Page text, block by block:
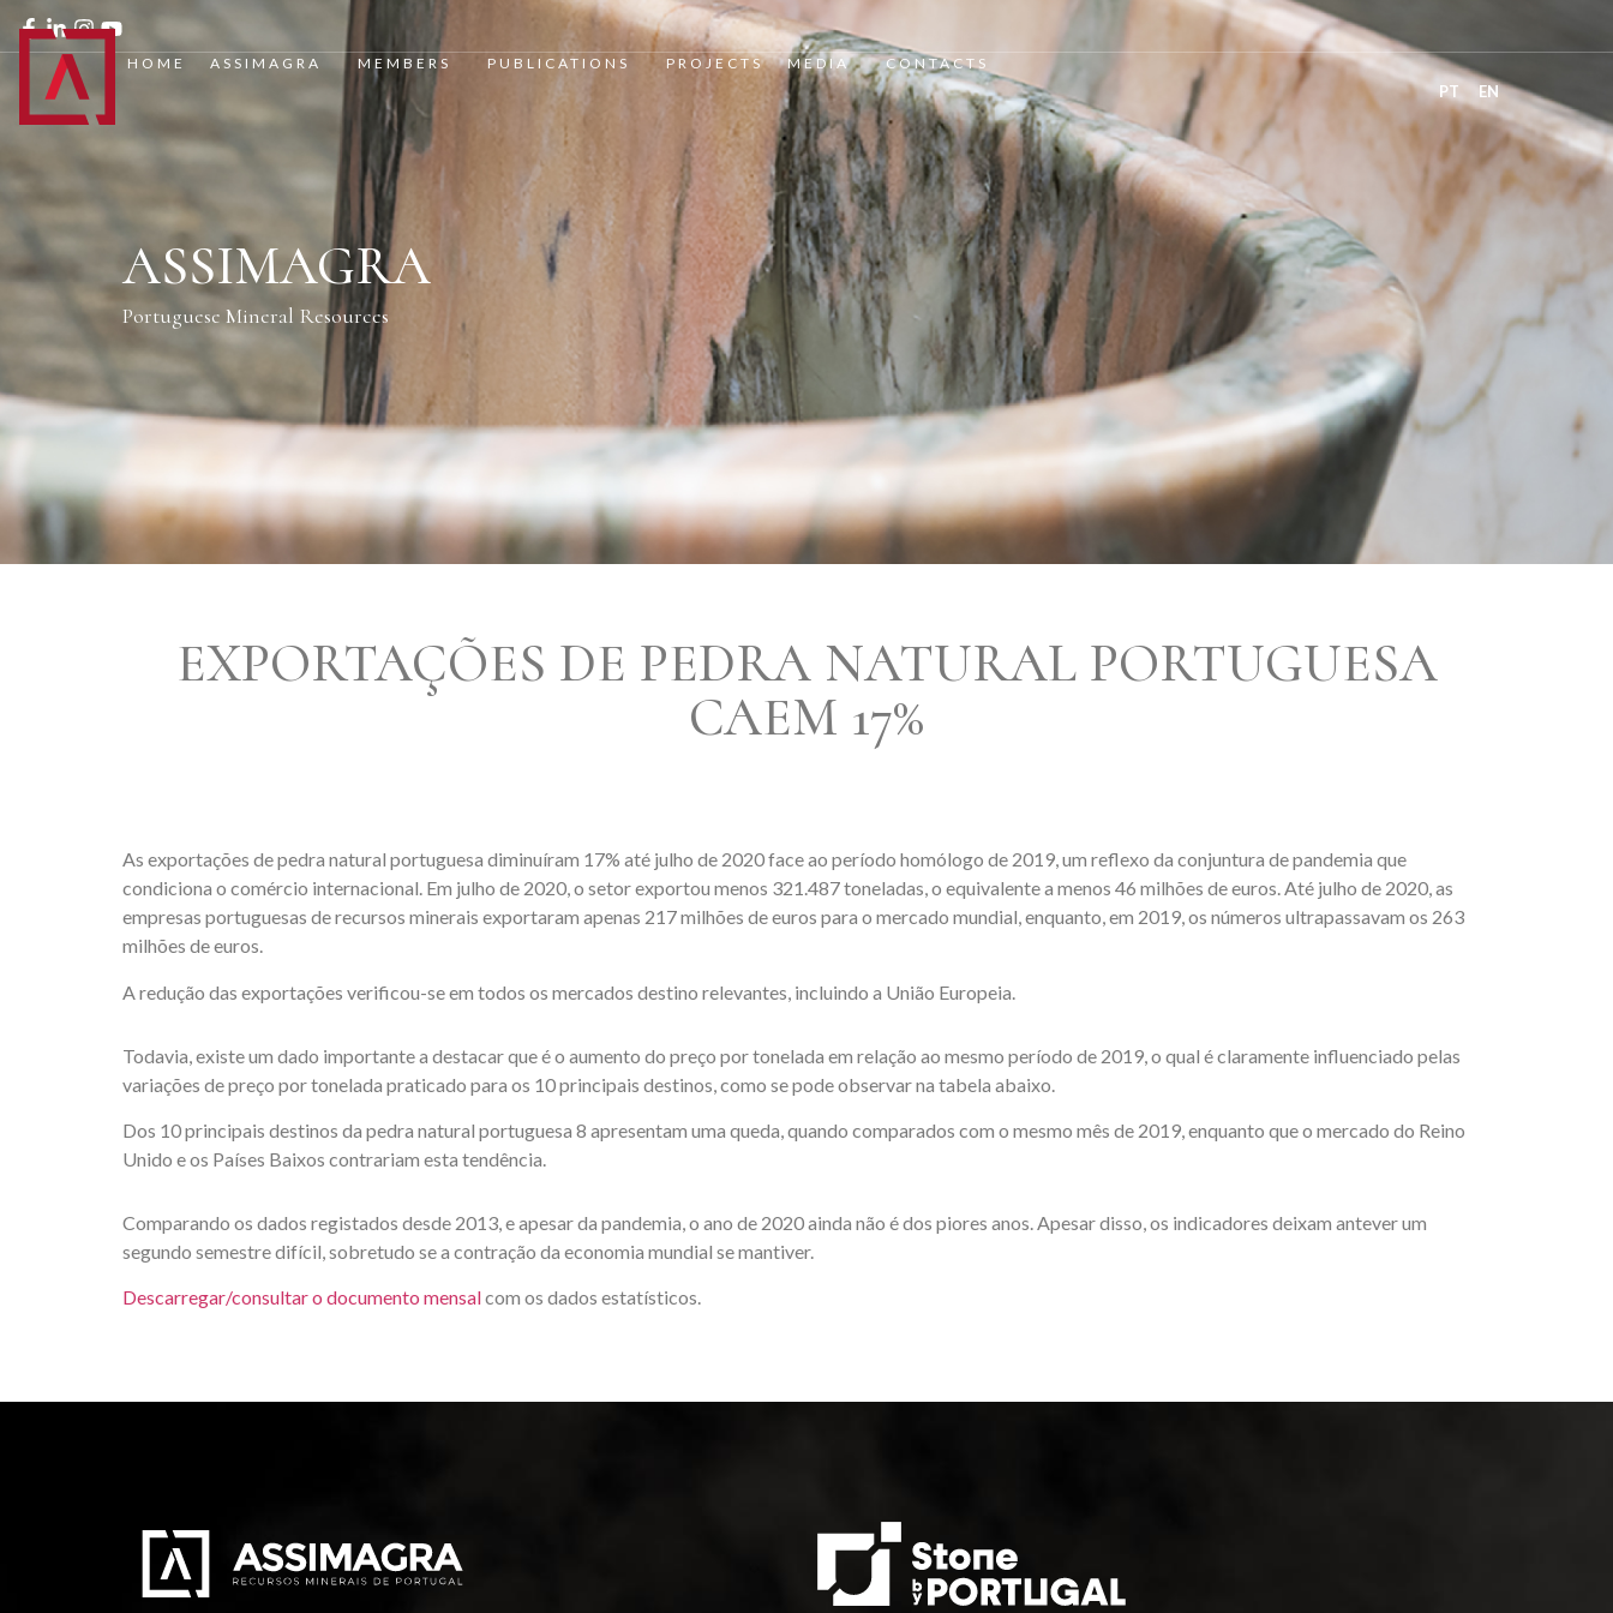
HOME ASSIMAGRA MEMBERS PUBLICATIONS PROJECTS MEDIA CONTACTS
PT EN
ASSIMAGRA
Portuguese Mineral Resources
EXPORTAÇÕES DE PEDRA NATURAL PORTUGUESA
CAEM 17%
As exportações de pedra natural portuguesa diminuíram 17% até julho de 2020 face ao período homólogo de 2019, um reflexo da conjuntura de pandemia que
condiciona o comércio internacional. Em julho de 2020, o setor exportou menos 321.487 toneladas, o equivalente a menos 46 milhões de euros. Até julho de 2020, as
empresas portuguesas de recursos minerais exportaram apenas 217 milhões de euros para o mercado mundial, enquanto, em 2019, os números ultrapassavam os 263
milhões de euros.
A redução das exportações verificou-se em todos os mercados destino relevantes, incluindo a União Europeia.
Todavia, existe um dado importante a destacar que é o aumento do preço por tonelada em relação ao mesmo período de 2019, o qual é claramente influenciado pelas
variações de preço por tonelada praticado para os 10 principais destinos, como se pode observar na tabela abaixo.
Dos 10 principais destinos da pedra natural portuguesa 8 apresentam uma queda, quando comparados com o mesmo mês de 2019, enquanto que o mercado do Reino
Unido e os Países Baixos contrariam esta tendência.
Comparando os dados registados desde 2013, e apesar da pandemia, o ano de 2020 ainda não é dos piores anos. Apesar disso, os indicadores deixam antever um
segundo semestre difícil, sobretudo se a contração da economia mundial se mantiver.
Descarregar/consultar o documento mensalcom os dados estatísticos.